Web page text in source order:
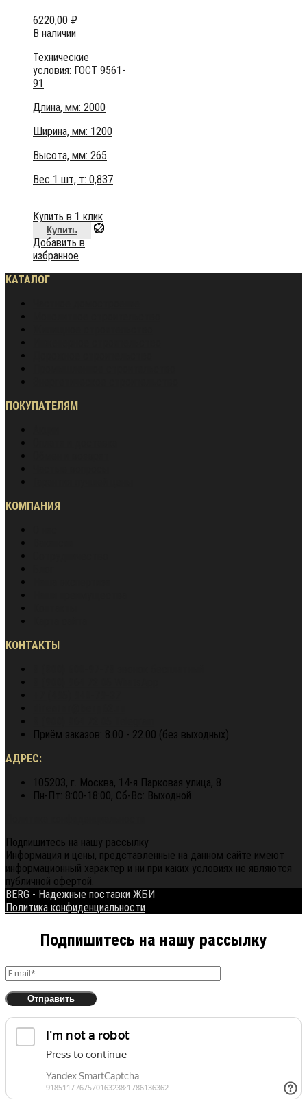
6220,00 ₽
В наличии
Технические
условия: ГОСТ 9561-
91
Длина, мм: 2000
Ширина, мм: 1200
Высота, мм: 265
Вес 1 шт, т: 0,837
Купить в 1 клик
Купить
Добавить в
избранное
КАТАЛОГ
ПОКУПАТЕЛЯМ
КОМПАНИЯ
КОНТАКТЫ
Приём заказов: 8.00 - 22.00 (без выходных)
АДРЕС:
105203, г. Москва, 14-я Парковая улица, 8
Пн-Пт: 8:00-18:00, Сб-Вс: Выходной
Подпишитесь на нашу рассылку
Информация и цены, представленные на данном сайте имеют
информационный характер и ни при каких условиях не являются
публичной офертой.
BERG - Надежные поставки ЖБИ
Политика конфиденциальности
Подпишитесь на нашу рассылку